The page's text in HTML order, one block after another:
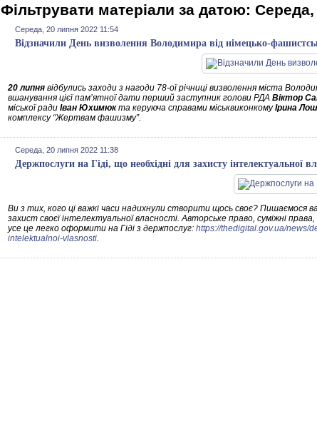
Фільтрувати матеріали за датою:
Середа, 20 липня 2022 11:54
Відзначили День визволення Володимира від німецько-
20 липня відбулись заходи з нагоди 78-ої річниці визволення міста
вшанування цієї пам’ятної дати перший заступник голови РДА Віктор
міської ради Іван Юхимюкта керуюча справами міськвиконкомуІрина
комплексу “Жертвам фашизму”.
Середа, 20 липня 2022 11:38
Держпослуги на Гіді, що необхідні для захисту інтелектуальної
Ви з тих, кого ці важкі часи надихнули створити щось своє?
захист своєї інтелектуальної власності. Авторське право, суміжні
усе це легко оформити на Гіді з держпослуг: https://thedigital.gov.ua/news/
intelektualnoi-vlasnosti.